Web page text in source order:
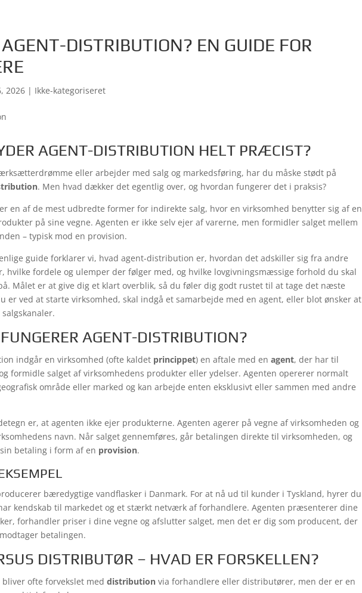
DISTRIBUTION? EN GUIDE FOR
2026| Ikke-kategoriseret
AGENT-DISTRIBUTION HELT PRÆCIST?
eller arbejder med salg og markedsføring, har du måske stødt på
. Men hvad dækker det egentlig over, og hvordan fungerer det i praksis?
en af de mest udbredte former for indirekte salg, hvor en virksomhed benytter sig af en
på sine vegne. Agenten er ikke selv ejer af varerne, men formidler salget mellem
– typisk mod en provision.
guide forklarer vi, hvad agent-distribution er, hvordan det adskiller sig fra andre
hvilke fordele og ulemper der følger med, og hvilke lovgivningsmæssige forhold du skal
Målet er at give dig et klart overblik, så du føler dig godt rustet til at tage det næste
er ved at starte virksomhed, skal indgå et samarbejde med en agent, eller blot ønsker at
AGENT-DISTRIBUTION?
indgår en virksomhed (ofte kaldet princippet) en aftale med en agent, der har til
formidle salget af virksomhedens produkter eller ydelser. Agenten opererer normalt
område eller marked og kan arbejde enten eksklusivt eller sammen med andre
er, at agenten ikke ejer produkterne. Agenten agerer på vegne af virksomheden og
navn. Når salget gennemføres, går betalingen direkte til virksomheden, og
betaling i form af en provision.
bæredygtige vandflasker i Danmark. For at nå ud til kunder i Tyskland, hyrer du
kendskab til markedet og et stærkt netværk af forhandlere. Agenten præsenterer dine
forhandler priser i dine vegne og afslutter salget, men det er dig som producent, der
betalingen.
DISTRIBUTØR – HVAD ER FORSKELLEN?
bliver ofte forvekslet med distributionvia forhandlere eller distributører, men der er en